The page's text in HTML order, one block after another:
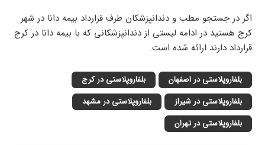
اگر در جستجو مطب و دندانپزشکان طرف قرارداد بیمه دانا در شهر
کرج هستید در ادامه لیستی از دندانپزشکانی که با بیمه دانا در کرج
قرارداد دارند ارائه شده است.
بلفاروپلاستی در اصفهان
بلفاروپلاستی در کرج
بلفاروپلاستی در شیراز
بلفاروپلاستی در مشهد
بلفاروپلاستی در تهران